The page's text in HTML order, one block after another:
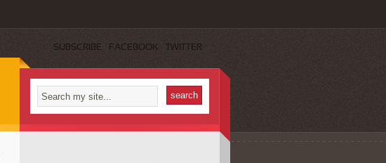
SUBSCRIBE FACEBOOK TWITTER